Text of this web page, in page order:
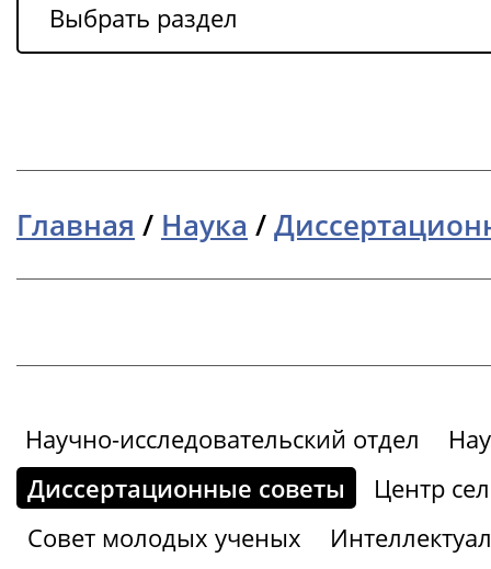
Выбрать раздел
Главная / Наука /
Научно-исследовательский отдел
Диссертационные советы
Центр
Совет молодых ученых